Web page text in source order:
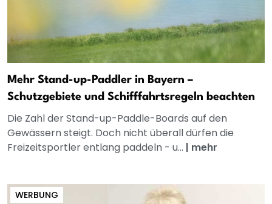
Mehr Stand-up-Paddler in Bayern –
Schutzgebiete und Schifffahrtsregeln beachten
Die Zahl der Stand-up-Paddle-Boards auf den
Gewässern steigt. Doch nicht überall dürfen die
Freizeitsportler entlang paddeln - u... | mehr
WERBUNG